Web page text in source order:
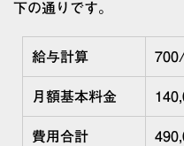
下の通りです。
給与計算
月額基本料金
費用合計